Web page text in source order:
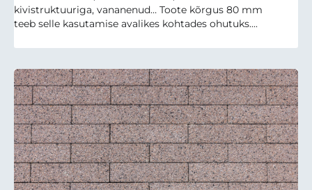
kivistruktuuriga, vananenud… Toote kõrgus 80 mm
teeb selle kasutamise avalikes kohtades ohutuks....